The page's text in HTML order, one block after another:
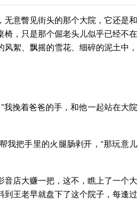
意瞥见街头的那个大院，它还是和
椅，只是那个倔老头儿似乎已经不在
絮、飘摇的雪花、细碎的泥土中，
挽着爸爸的手，和他一起站在大院
把手里的火腿肠剥开，“那玩意儿
店大赚一把，这不，瞧上了一个大
王老早就盘下了这个院子，每逢过